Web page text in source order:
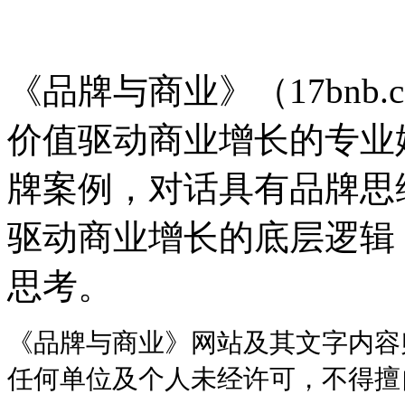
《品牌与商业》（
价值驱动商业增长的专
牌案例，对话具有品牌
驱动商业增长的底层逻
思考。
《品牌与商业》网站及其文字内
任何单位及个人未经许可，不得